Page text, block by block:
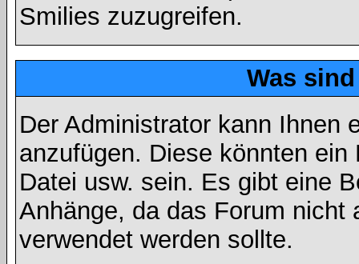
Smilies zuzugreifen.
Was
Der Administrator kann Ihnen
anzufügen. Diese könnten
Datei usw. sein. Es gibt eine
Anhänge, da das Forum nicht
verwendet werden sollte.